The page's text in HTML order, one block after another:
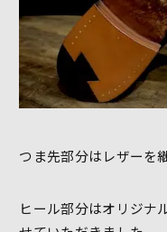
つま先部分はレザーを
ヒール部分はオリジナ